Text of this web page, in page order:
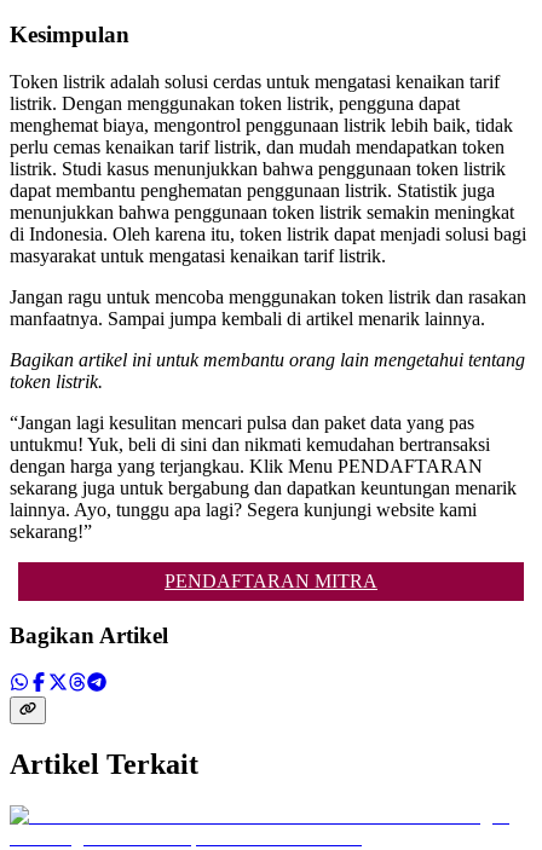
Kesimpulan
Token listrik adalah solusi cerdas untuk mengatasi kenaikan tarif
listrik. Dengan menggunakan token listrik, pengguna dapat
menghemat biaya, mengontrol penggunaan listrik lebih baik, tidak
perlu cemas kenaikan tarif listrik, dan mudah mendapatkan token
listrik. Studi kasus menunjukkan bahwa penggunaan token listrik
dapat membantu penghematan penggunaan listrik. Statistik juga
menunjukkan bahwa penggunaan token listrik semakin meningkat
di Indonesia. Oleh karena itu, token listrik dapat menjadi solusi bagi
masyarakat untuk mengatasi kenaikan tarif listrik.
Jangan ragu untuk mencoba menggunakan token listrik dan rasakan
manfaatnya. Sampai jumpa kembali di artikel menarik lainnya.
Bagikan artikel ini untuk membantu orang lain mengetahui tentang
token listrik.
“Jangan lagi kesulitan mencari pulsa dan paket data yang pas
untukmu! Yuk, beli di sini dan nikmati kemudahan bertransaksi
dengan harga yang terjangkau. Klik Menu PENDAFTARAN
sekarang juga untuk bergabung dan dapatkan keuntungan menarik
lainnya. Ayo, tunggu apa lagi? Segera kunjungi website kami
sekarang!”
PENDAFTARAN MITRA
Bagikan Artikel
Artikel Terkait